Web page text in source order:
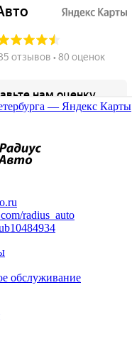
— Яндекс Карты
radius_auto
обслуживание